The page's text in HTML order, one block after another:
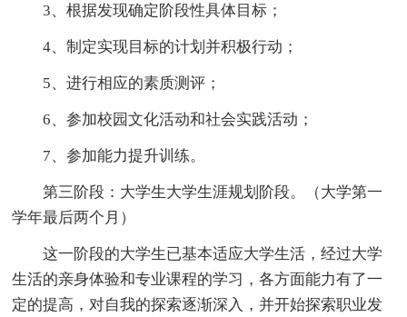
3、根据发现确定阶段性具体目标；
4、制定实现目标的计划并积极行动；
5、进行相应的素质测评；
6、参加校园文化活动和社会实践活动；
7、参加能力提升训练。
第三阶段：大学生大学生涯规划阶段。（大学第一
学年最后两个月）
这一阶段的大学生已基本适应大学生活，经过大学
生活的亲身体验和专业课程的学习，各方面能力有了一
定的提高，对自我的探索逐渐深入，并开始探索职业发